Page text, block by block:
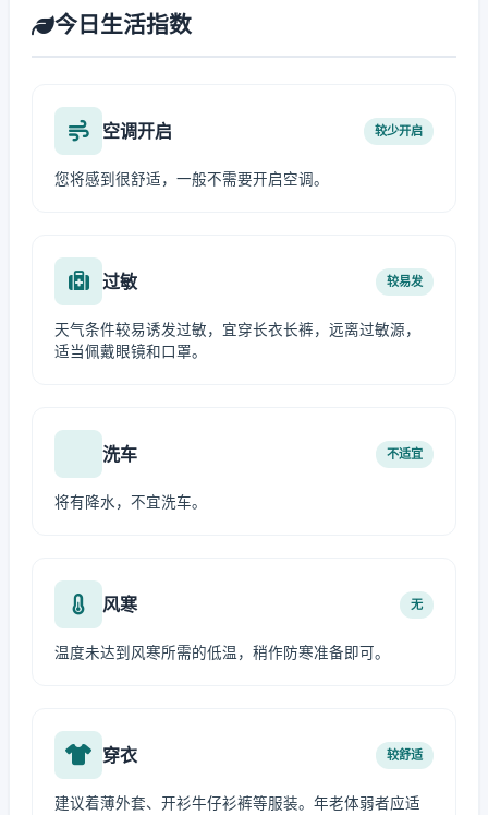
今日生活指数
空调开启 较少开启
您将感到很舒适，一般不需要开启空调。
过敏 较易发
天气条件较易诱发过敏，宜穿长衣长裤，远离过敏源，
适当佩戴眼镜和口罩。
洗车 不适宜
将有降水，不宜洗车。
风寒 无
温度未达到风寒所需的低温，稍作防寒准备即可。
穿衣 较舒适
建议着薄外套、开衫牛仔衫裤等服装。年老体弱者应适